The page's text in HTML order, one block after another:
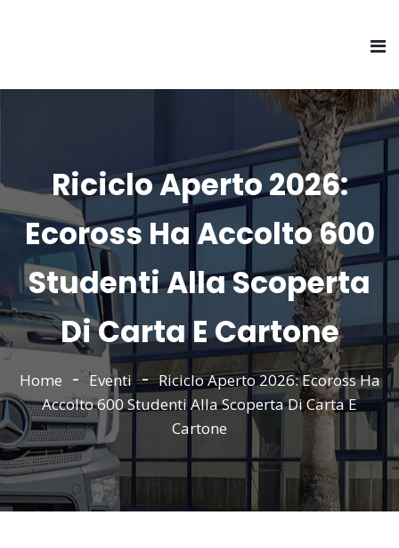
Riciclo Aperto 2026:
Ecoross Ha Accolto 600
Studenti Alla Scoperta
Di Carta E Cartone
Home Eventi
Riciclo Aperto 2026: Ecoross Ha
Accolto 600 Studenti Alla Scoperta Di Carta E
Cartone